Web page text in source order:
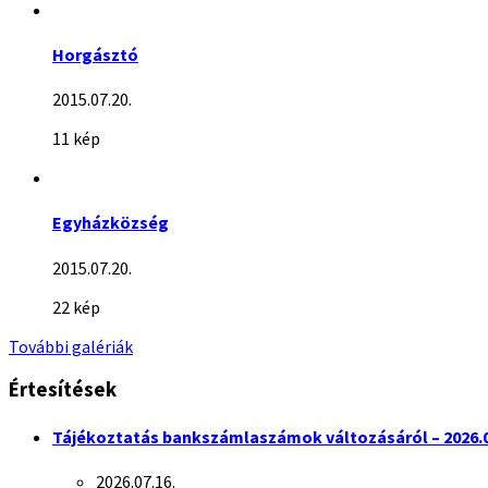
Horgásztó
2015.07.20.
11 kép
Egyházközség
2015.07.20.
22 kép
További galériák
Értesítések
Tájékoztatás bankszámlaszámok változásáról –
2026.07.16.